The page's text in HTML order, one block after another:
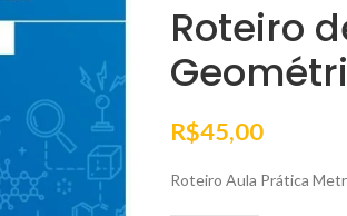
Roteiro
R$45,00
Roteiro Aula Prática